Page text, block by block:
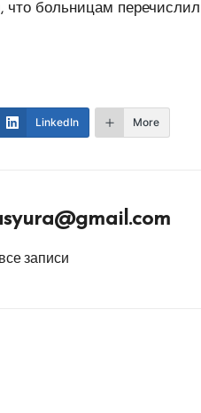
больницам
LinkedIn More
записи